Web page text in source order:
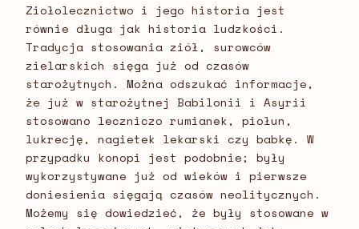
Ziołolecznictwo i jego historia jest
równie długa jak historia ludzkości.
Tradycja stosowania ziół, surowców
zielarskich sięga już od czasów
starożytnych. Można odszukać informacje,
że już w starożytnej Babilonii i Asyrii
stosowano leczniczo rumianek, piołun,
lukrecję, nagietek lekarski czy babkę. W
przypadku konopi jest podobnie; były
wykorzystywane już od wieków i pierwsze
doniesienia sięgają czasów neolitycznych.
Możemy się dowiedzieć, że były stosowane w